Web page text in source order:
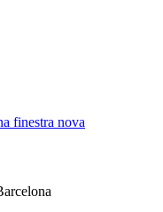
finestra nova